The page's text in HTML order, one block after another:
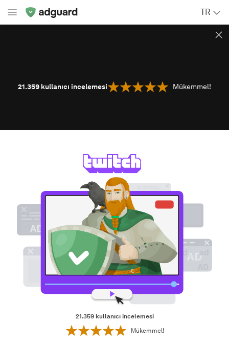
TR
21.359 kullanıcı incelemesi Mükemmel!
21.359 kullanıcı incelemesi
Mükemmel!